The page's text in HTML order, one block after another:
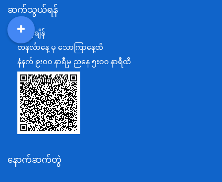
စီမံကိန်း၊ဘဏ္ဍာရေးနှင့်စက်မှုဝန်ကြီးဌာန
ရင်းနှီးမြှုပ်နှံမှုနှင့် နိုင်ငံခြားစီးပွားဆက်သွယ်ရေးဝန်ကြီးဌာန
အပြည်ပြည်ဆိုင်ရာပူးပေါင်းဆောင်ရွက်ရေးဝန်ကြီးဌာန
ပြန်ကြားရေးဝန်ကြီးဌာန
သာသနာရေးနှင့် ယဉ်ကျေးမှုဝန်ကြီးဌာန
စိုက်ပျိုးရေး၊မွေးမြူရေးနှင့်ဆည်မြောင်းဝန်ကြီးဌာန
ပို့ဆောင်ရေးနှင့်ဆက်သွယ်ရေးဝန်ကြီးဌာန
သယံဇာတနှင့်ပတ်ဝန်းကျင်ထိန်းသိမ်းရေးဝန်ကြီးဌာန
အလုပ်သမား၊လူဝင်မှုကြီးကြပ်ရေးနှင့်ပြည်သူ့အင်အား
ဆက်သွယ်ရန်
ရုံးဖွင့်ချိန်
တနင်္လာနေ့ မှ သောကြာနေ့ထိ
နံနက် ၉းဝ၀ နာရီမှ ညနေ ၅းဝ၀ နာရီထိ
နောက်ဆက်တွဲ
DDM